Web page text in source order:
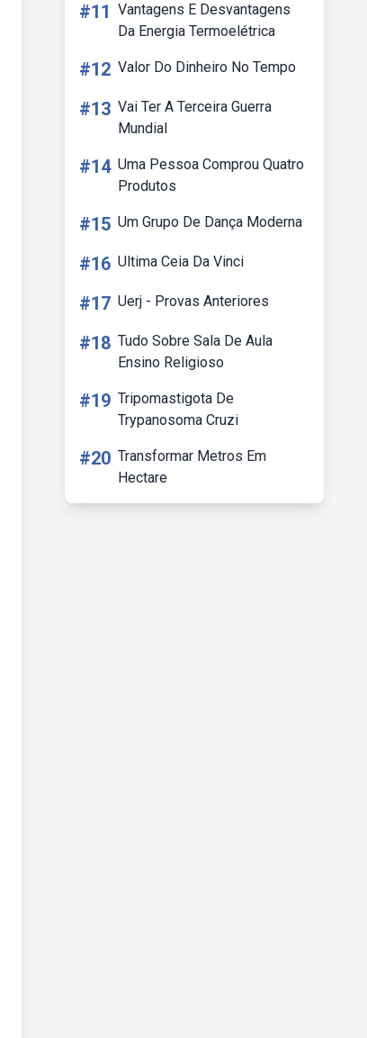
#11 Vantagens E Desvantagens
Da Energia Termoelétrica
#12 Valor Do Dinheiro No Tempo
#13 Vai Ter A Terceira Guerra
Mundial
#14 Uma Pessoa Comprou Quatro
Produtos
#15 Um Grupo De Dança Moderna
#16 Ultima Ceia Da Vinci
#17 Uerj - Provas Anteriores
#18 Tudo Sobre Sala De Aula
Ensino Religioso
#19 Tripomastigota De
Trypanosoma Cruzi
#20 Transformar Metros Em
Hectare